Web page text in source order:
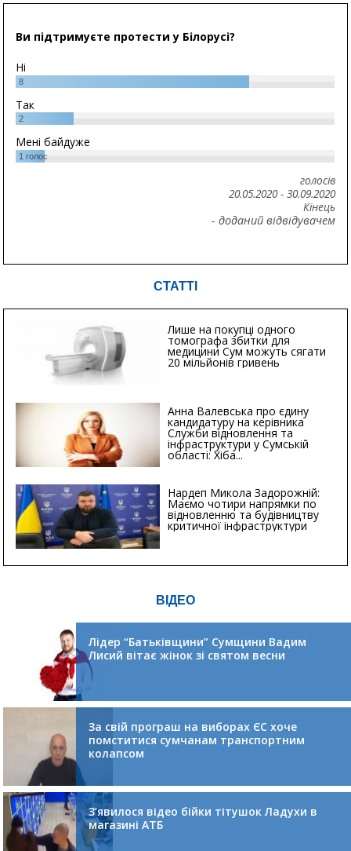
Ви підтримуєте протести у Білорусі?
Ні
8
Так
2
Мені байдуже
1 голос
голосів
20.05.2020- 30.09.2020
Кінець
- доданий відвідувачем
СТАТТІ
Лише на покупці одного
томографа збитки для
медицини Сум можуть сягати
20 мільйонів гривень
Анна Валевська про єдину
кандидатуру на керівника
Служби відновлення та
інфраструктури у Сумській
області: Хіба...
Нардеп Микола Задорожній:
Маємо чотири напрямки по
відновленню та будівництву
критичної інфраструктури
ВІДЕО
Лідер “Батьківщини” Сумщини Вадим
Лисий вітає жінок зі святом весни
За свій програш на виборах ЄС хоче
помститися сумчанам транспортним
колапсом
З’явилося відео бійки тітушок Ладухи в
магазині АТБ